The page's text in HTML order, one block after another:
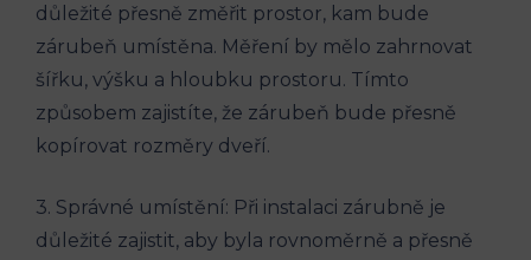
důležité přesně změřit prostor, kam bude
zárubeň umístěna. Měření by mělo zahrnovat
šířku, výšku a hloubku prostoru. Tímto
způsobem zajistíte, že zárubeň bude přesně
kopírovat rozměry dveří.
3. Správné umístění: Při instalaci zárubně je
důležité zajistit, aby byla rovnoměrně a přesně